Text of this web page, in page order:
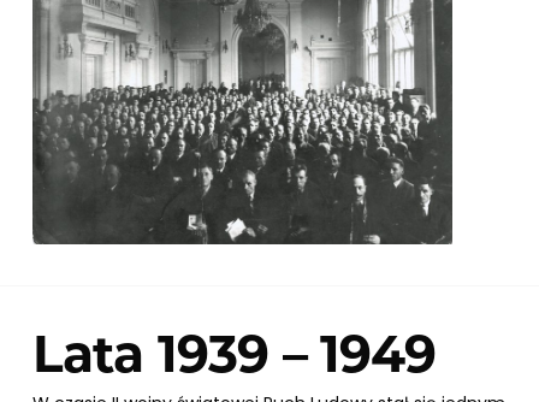
Lata 1939 – 1949